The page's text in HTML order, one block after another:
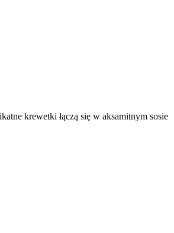
krewetki łączą się w aksamitnym sosie